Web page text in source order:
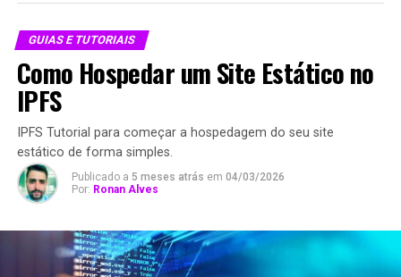
GUIAS E TUTORIAIS
Como Hospedar um Site Estático no
IPFS
IPFS Tutorial para começar a hospedagem do seu site
estático de forma simples.
Publicado a 5 meses atrás em 04/03/2026
Por: Ronan Alves